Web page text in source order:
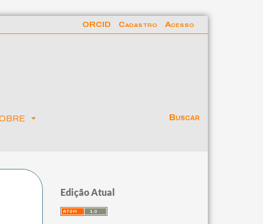
Buscar
ORCID Cadastro Acesso
Edição Atual